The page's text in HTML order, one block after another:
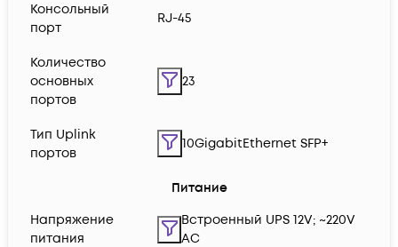
Консольный
порт
RJ-45
Количество
основных
портов
23
Тип Uplink
портов
10GigabitEthernet SFP+
Питание
Напряжение
питания
Встроенный UPS 12V; ~220V
AC